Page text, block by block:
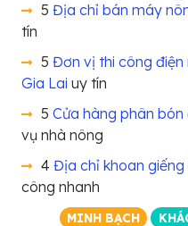
5 Địa chỉ bán máy
tín
5 Đơn vị thi công điện
Gia Lai uy tín
5 Cửa hàng phân bón
vụ nhà nông
4 Địa chỉ khoan giếng
công nhanh
MINH BẠCH